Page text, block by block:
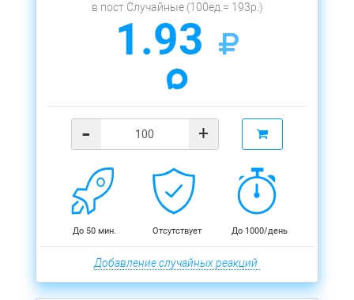
в пост Случайные (100ед.= 193р.)
1.93
- +
До 50 мин. Отсутствует До 1000/день
Добавление случайных реакций